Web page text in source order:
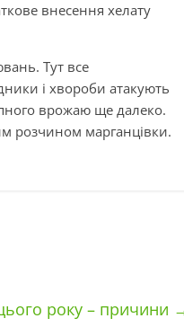
внесення хелату
Тут все
і хвороби атакують
врожаю ще далеко.
розчином марганцівки.
року – причини